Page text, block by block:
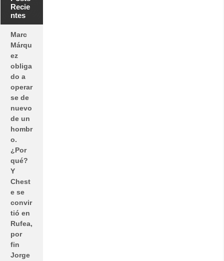
Recie
ntes
Marc
Márqu
ez
obliga
do a
operar
se de
nuevo
de un
hombr
o.
¿Por
qué?
Y
Chest
e se
convir
tió en
Rufea,
por
fin
Jorge